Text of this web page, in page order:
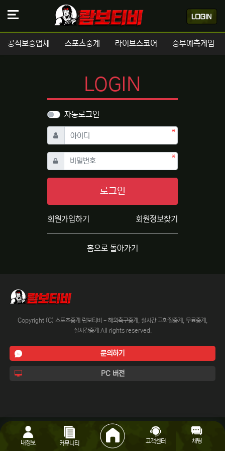
공식보증업체 스포츠중계 라이브스코어 승부예측게임
LOGIN
자동로그인
아이디 필수
비밀번호필수
로그인
회원가입하기 회원정보찾기
홈으로 돌아가기
Copyright (C) 스포츠중계 람보티비 - 해외축구중계, 실시간 고화질중계, 무료중계,
실시간중계 All rights reserved.
문의하기
PC 버전
내정보 커뮤니티 고객센터 채팅